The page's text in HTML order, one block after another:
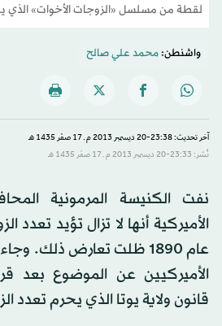
لقطة من مسلسل «الزوجات الأخوات» الذي
واشنطن:محمد علي صالح
آخر تحديث: 23:38-20 ديسمبر 2013 م ـ 17 صفَر 1435 هـ
نُشر: 23:33-20 ديسمبر 2013 م ـ 17 صفَر 1435 هـ
نفت الكنيسة المرمونية
الأميركية أنها لا تزال تؤيد تعدد
عام 1890 ظلت تعارض ذلك.
الأميركيين عن الموضوع بعد
قانون ولاية يوتا الذي يحرم تعدد